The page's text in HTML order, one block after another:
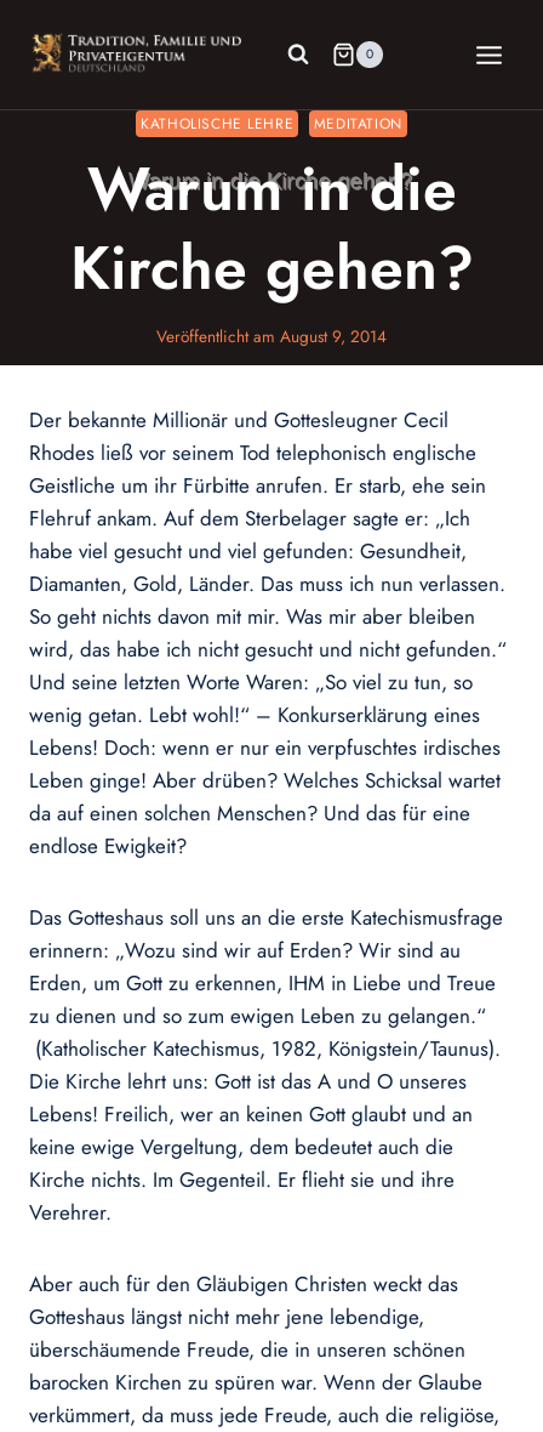
Inhalt
springen
0
KATHOLISCHE LEHRE MEDITATION
Warum in die
Kirche gehen?
Veröffentlicht am August 9, 2014
Der bekannte Millionär und Gottesleugner Cecil
Rhodes ließ vor seinem Tod telephonisch englische
Geistliche um ihr Fürbitte anrufen. Er starb, ehe sein
Flehruf ankam. Auf dem Sterbelager sagte er: „Ich
habe viel gesucht und viel gefunden: Gesundheit,
Diamanten, Gold, Länder. Das muss ich nun verlassen.
So geht nichts davon mit mir. Was mir aber bleiben
wird, das habe ich nicht gesucht und nicht gefunden.“
Und seine letzten Worte Waren: „So viel zu tun, so
wenig getan. Lebt wohl!“ – Konkurserklärung eines
Lebens! Doch: wenn er nur ein verpfuschtes irdisches
Leben ginge! Aber drüben? Welches Schicksal wartet
da auf einen solchen Menschen? Und das für eine
endlose Ewigkeit?
Das Gotteshaus soll uns an die erste Katechismusfrage
erinnern: „Wozu sind wir auf Erden? Wir sind au
Erden, um Gott zu erkennen, IHM in Liebe und Treue
zu dienen und so zum ewigen Leben zu gelangen.“
(Katholischer Katechismus, 1982, Königstein/Taunus).
Die Kirche lehrt uns: Gott ist das A und O unseres
Lebens! Freilich, wer an keinen Gott glaubt und an
keine ewige Vergeltung, dem bedeutet auch die
Kirche nichts. Im Gegenteil. Er flieht sie und ihre
Verehrer.
Aber auch für den Gläubigen Christen weckt das
Gotteshaus längst nicht mehr jene lebendige,
überschäumende Freude, die in unseren schönen
barocken Kirchen zu spüren war. Wenn der Glaube
verkümmert, da muss jede Freude, auch die religiöse,